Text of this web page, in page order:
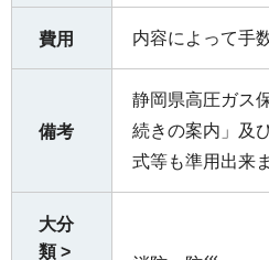
費用 内容によって手
備考
静岡県高圧ガス
続きの案内」及
式等も準用出来
大分
類 >